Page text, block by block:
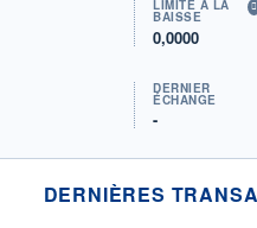
LIMITE À LA
BAISSE
0,0000
DERNIER
ÉCHANGE
-
DERNIÈRES